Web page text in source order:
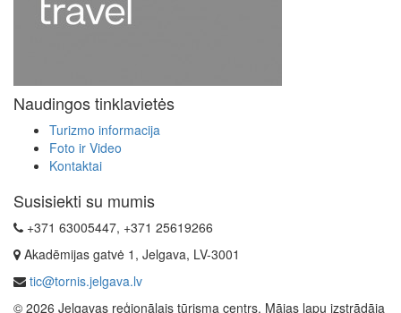
Naudingos tinklavietės
Turizmo informacija
Foto ir Video
Kontaktai
Susisiekti su mumis
+371 63005447, +371 25619266
Akadēmijas gatvė 1, Jelgava, LV-3001
tic@tornis.jelgava.lv
© 2026 Jelgavas reģionālais tūrisma centrs. Mājas lapu izstrādāja